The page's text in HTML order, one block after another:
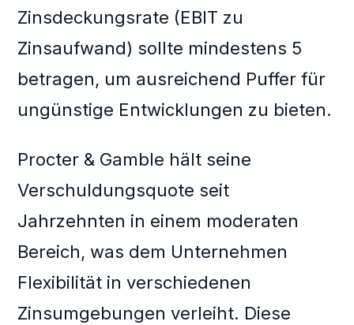
Zinsdeckungsrate (EBIT zu
Zinsaufwand) sollte mindestens 5
betragen, um ausreichend Puffer für
ungünstige Entwicklungen zu bieten.
Procter & Gamble hält seine
Verschuldungsquote seit
Jahrzehnten in einem moderaten
Bereich, was dem Unternehmen
Flexibilität in verschiedenen
Zinsumgebungen verleiht. Diese